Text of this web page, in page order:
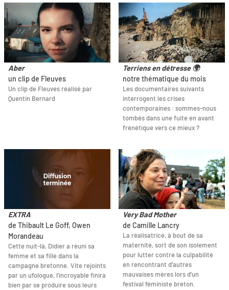
Aber
un clip de Fleuves
Un clip de Fleuves réalisé par
Quentin Bernard
Terriens en détresse 🌍
notre thématique du mois
Les documentaires suivants
interrogent les crises
contemporaines : sommes-nous
tombés dans une fuite en avant
frénétique vers ce mieux ?
EXTRA
de Thibault Le Goff, Owen
Morandeau
Cette nuit-là, Didier a réuni sa
femme et sa fille dans la
campagne bretonne. Vite rejoints
par un ufologue, l’incroyable finira
bien par se produire sous leurs
Very Bad Mother
de Camille Lancry
La réalisatrice, à bout de sa
maternité, sort de son isolement
pour lutter contre la culpabilité
en rencontrant d’autres
mauvaises mères lors d’un
festival féministe breton.